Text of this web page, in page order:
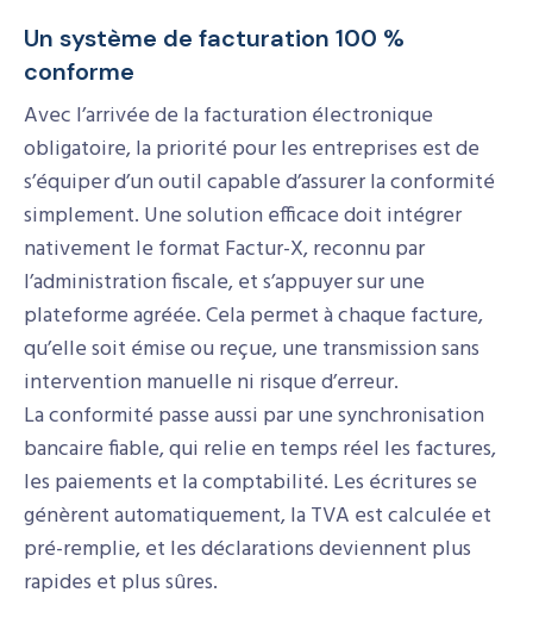
Un système de facturation 100 %
conforme
Avec l’arrivée de la facturation électronique
obligatoire, la priorité pour les entreprises est de
s’équiper d’un outil capable d’assurer la conformité
simplement. Une solution efficace doit intégrer
nativement le format Factur-X, reconnu par
l’administration fiscale, et s’appuyer sur une
plateforme agréée. Cela permet à chaque facture,
qu’elle soit émise ou reçue, une transmission sans
intervention manuelle ni risque d’erreur.
La conformité passe aussi par une synchronisation
bancaire fiable, qui relie en temps réel les factures,
les paiements et la comptabilité. Les écritures se
génèrent automatiquement, la TVA est calculée et
pré-remplie, et les déclarations deviennent plus
rapides et plus sûres.